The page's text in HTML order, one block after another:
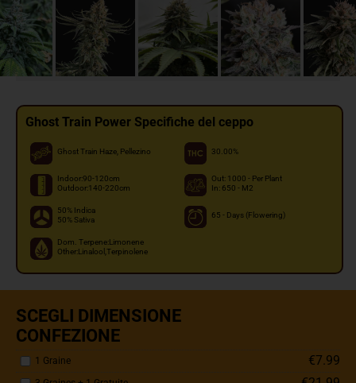
Ghost Train Power Specifiche del ceppo
Ghost Train Haze, Pellezino 30.00%
Indoor:90-120cm
Outdoor:140-220cm
Out: 1000 - Per Plant
In: 650 - M2
50% Indica
50% Sativa
65 - Days (Flowering)
Dom. Terpene:Limonene
Other:Linalool,Terpinolene
SCEGLI DIMENSIONE
CONFEZIONE
1 Graine €7.99